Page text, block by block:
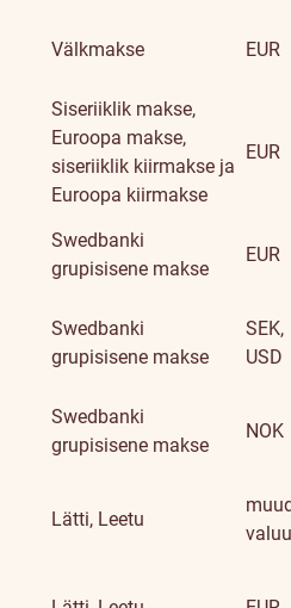
Välkmakse EUR
Siseriiklik makse,
Euroopa makse,
siseriiklik kiirmakse ja
Euroopa kiirmakse
EUR
Swedbanki
grupisisene makse
EUR
Swedbanki
grupisisene makse
SEK,
USD
Swedbanki
grupisisene makse
NOK
Lätti, Leetu